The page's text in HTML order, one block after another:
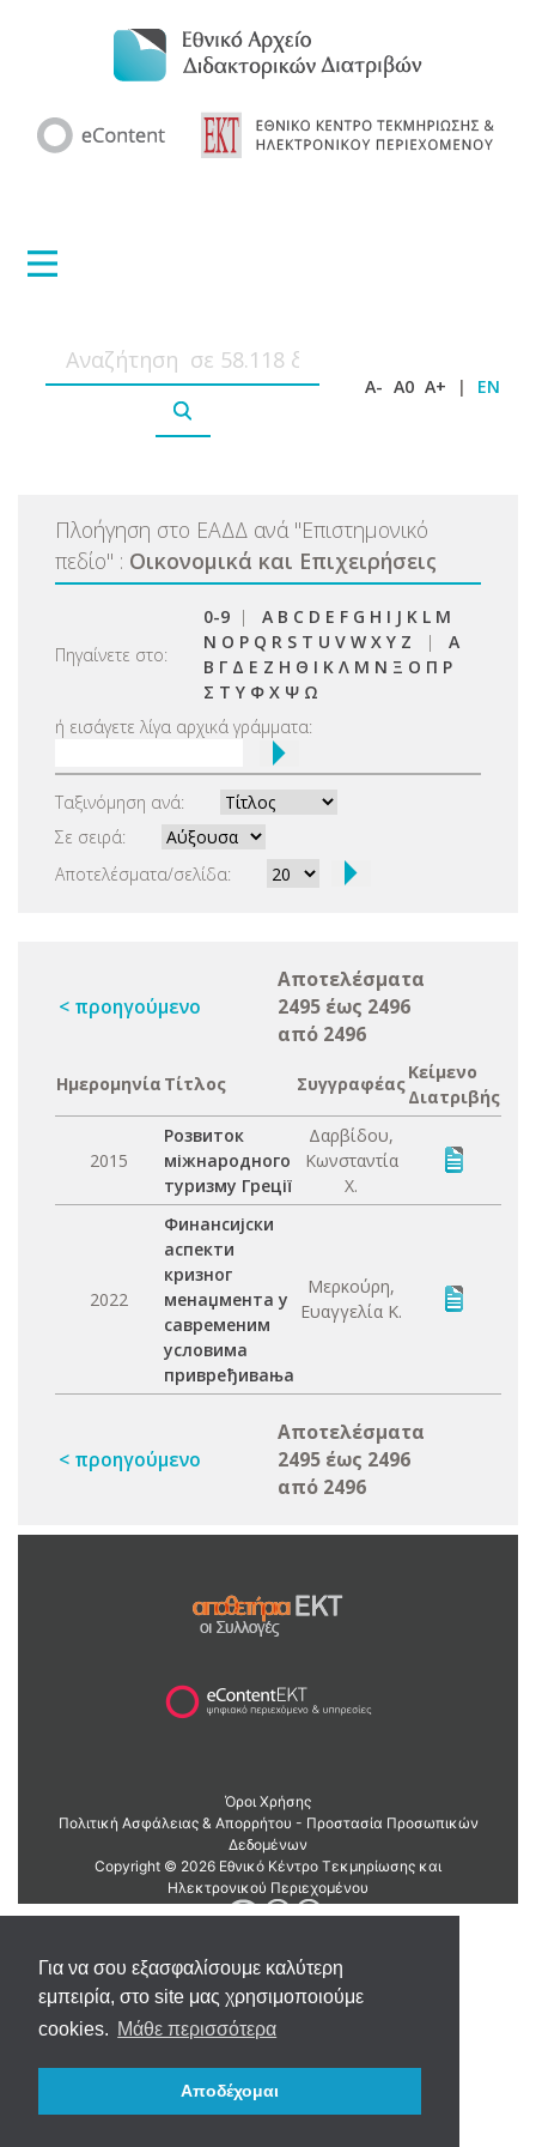
Για να σου εξασφαλίσουμε καλύτερη
εμπειρία, στο site μας χρησιμοποιούμε
cookies. Μάθε περισσότερα
Αποδέχομαι
A- A0 A+ | EN
Πλοήγηση στο ΕΑΔΔ ανά "Επιστημονικό
πεδίο" : Οικονομικά και Επιχειρήσεις
Πηγαίνετε στο:
0-9 | A B C D E F G H I J K L M
N O P Q R S T U V W X Y Z | Α
Β Γ Δ Ε Ζ Η Θ Ι Κ Λ Μ Ν Ξ Ο Π Ρ
Σ Τ Υ Φ Χ Ψ Ω
ή εισάγετε λίγα αρχικά γράμματα:
Ταξινόμηση ανά:
Σε σειρά:
Αποτελέσματα/σελίδα:
< προηγούμενο
Αποτελέσματα
2495 έως 2496
από 2496
Ημερομηνία Τίτλος Συγγραφέας
Κείμενο
Διατριβής
2015
Розвиток
міжнародного
туризму Греції
Δαρβίδου,
Κωνσταντία
Χ.
2022
Финансијски
аспекти
кризног
менаџмента у
савременим
условима
привређивања
Μερκούρη,
Ευαγγελία Κ.
< προηγούμενο
Αποτελέσματα
2495 έως 2496
από 2496